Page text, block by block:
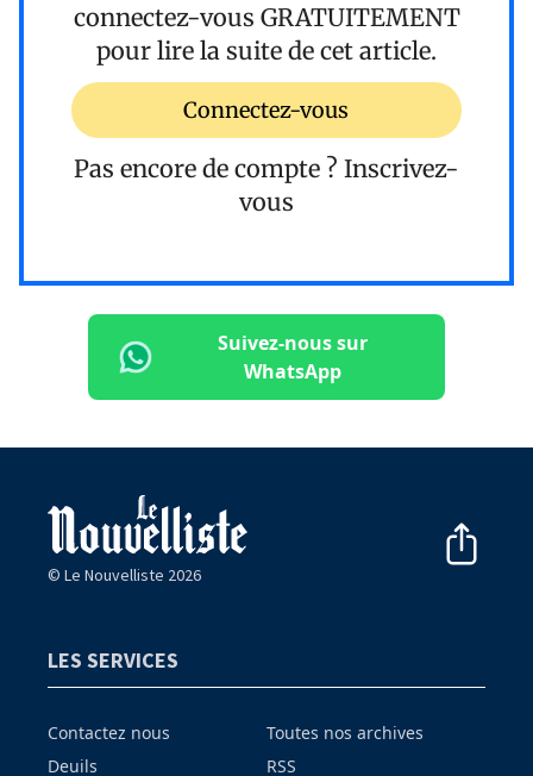
connectez-vous GRATUITEMENT
pour lire la suite de cet article.
Connectez-vous
Pas encore de compte ? Inscrivez-
vous
Suivez-nous sur
WhatsApp
© Le Nouvelliste 2026
LES SERVICES
Contactez nous
Deuils
Toutes nos archives
RSS